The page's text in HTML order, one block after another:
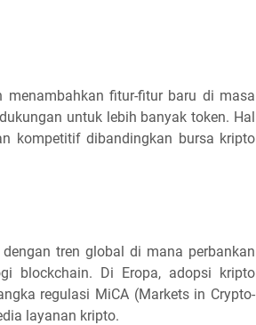
fitur-fitur baru di masa
untuk lebih banyak token. Hal
kompetitif dibandingkan bursa kripto
tren global di mana perbankan
blockchain. Di Eropa, adopsi kripto
regulasi MiCA (Markets in Crypto-
layanan kripto.